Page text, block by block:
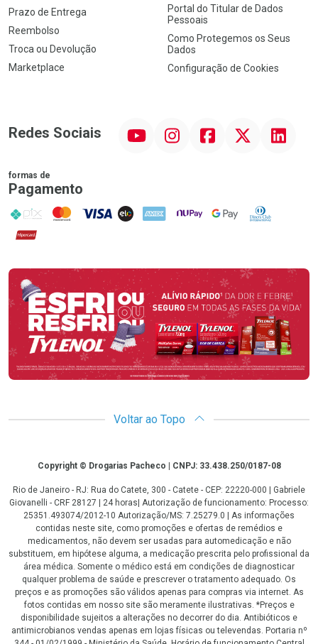
Prazo de Entrega
Reembolso
Troca ou Devolução
Marketplace
Portal do Titular de Dados
Pessoais
Como Protegemos os Seus
Dados
Configuração de Cookies
Redes Sociais InstagramFacebook Linkedin
formas de
Pagamento
PIX MasterCard
VISA ELO AMEX NuPay Google PayDiners Club
Hipercard
Promoção em Destaque
Voltar ao Topo
CopyrightCopyright © Drogarias Pacheco | CNPJ: 33.438.250/0187-08
Rio de Janeiro - RJ: Rua do Catete, 300 - Catete - CEP: 22220-000 | Gabriele
Giovanelli - CRF 28127 | 24 horas| Autorização de funcionamento: Processo:
25351.493074/2012-10 Autorização/MS: 7.25279.0 | As informações
contidas neste site, como promoções e ofertas de remédios e
medicamentos, não devem ser usadas para automedicação e não
substituem, em hipótese alguma, a medicação prescrita pelo profissional da
área médica. Somente o médico está em condições de diagnosticar
qualquer problema de saúde e prescrever o tratamento adequado. Os
preços e as promoções são válidos apenas para compras via internet. As
fotos contidas em nosso site são meramente ilustrativas. *Preços e
disponibilidade sujeitos a alterações no decorrer do dia. Antibióticos e
antimicrobianos vendas apenas em lojas físicas ou televendas. Portaria nº